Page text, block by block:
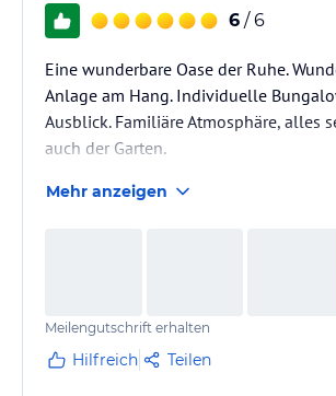
6 / 6
Eine wunderbare Oase der Ruhe.
Anlage am Hang. Individuelle
Ausblick. Familiäre Atmosphäre, alles
auch der Garten.
Mehr anzeigen
Meilengutschrift erhalten
Hilfreich Teilen